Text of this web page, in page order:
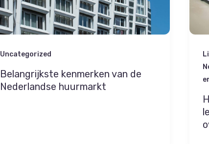
Uncategorized
Belangrijkste kenmerken van de
Nederlandse huurmarkt